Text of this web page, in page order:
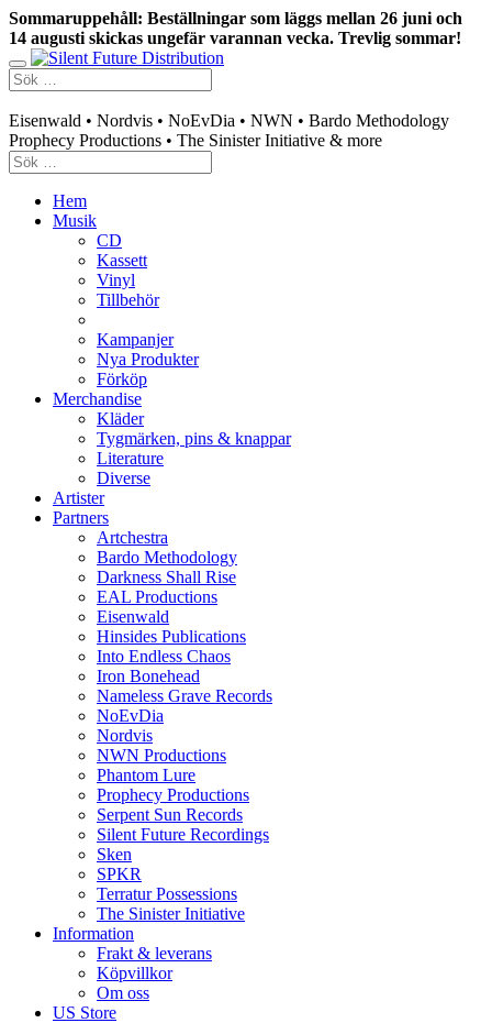
Sommaruppehåll: Beställningar som läggs mellan 26 juni och
14 augusti skickas ungefär varannan vecka. Trevlig sommar!
Eisenwald • Nordvis • NoEvDia • NWN • Bardo Methodology
Prophecy Productions • The Sinister Initiative & more
Hem
Musik
CD
Kassett
Vinyl
Tillbehör
Kampanjer
Nya Produkter
Förköp
Merchandise
Kläder
Tygmärken, pins & knappar
Literature
Diverse
Artister
Partners
Artchestra
Bardo Methodology
Darkness Shall Rise
EAL Productions
Eisenwald
Hinsides Publications
Into Endless Chaos
Iron Bonehead
Nameless Grave Records
NoEvDia
Nordvis
NWN Productions
Phantom Lure
Prophecy Productions
Serpent Sun Records
Silent Future Recordings
Sken
SPKR
Terratur Possessions
The Sinister Initiative
Information
Frakt & leverans
Köpvillkor
Om oss
US Store